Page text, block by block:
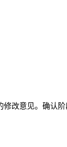
意见。确认